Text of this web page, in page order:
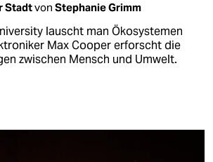
Stadtvon Stephanie Grimm
lauscht man Ökosystemen
Max Cooper erforscht die
zwischen Mensch und Umwelt.